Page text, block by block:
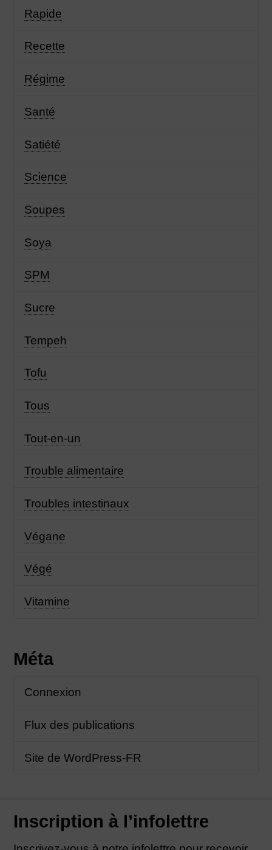
Rapide
Recette
Régime
Santé
Satiété
Science
Soupes
Soya
SPM
Sucre
Tempeh
Tofu
Tous
Tout-en-un
Trouble alimentaire
Troubles intestinaux
Végane
Végé
Vitamine
Méta
Connexion
Flux des publications
Site de WordPress-FR
Inscription à l’infolettre